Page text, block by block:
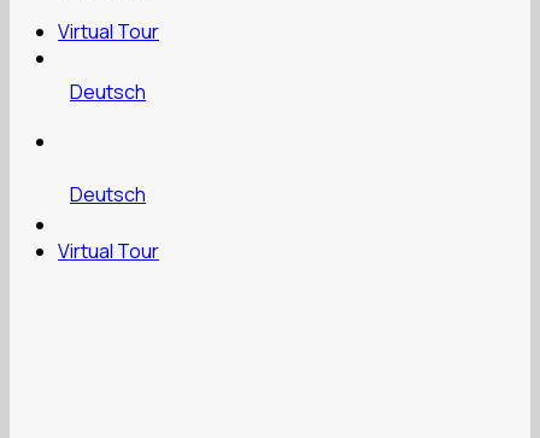
Virtual Tour
Deutsch
Deutsch
Virtual Tour